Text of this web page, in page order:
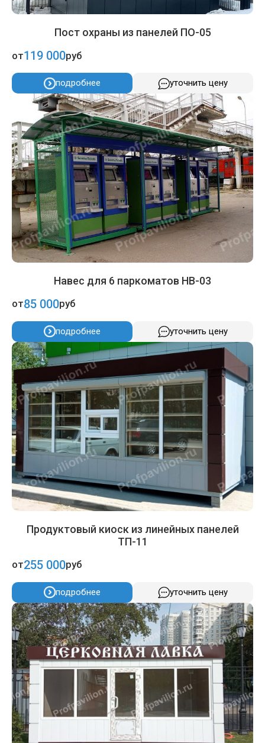
Пост охраны из панелей ПО-05
от119 000руб
подробнее уточнить цену
Навес для 6 паркоматов НВ-03
от85 000руб
подробнее уточнить цену
Продуктовый киоск из линейных панелей
ТП-11
от255 000руб
подробнее уточнить цену